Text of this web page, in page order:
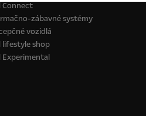
Connect
zábavné systémy
vozidlá
lifestyle shop
Experimental